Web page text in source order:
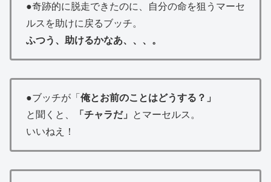
●奇跡的に脱走できたのに、自分の命を狙うマーセ
ルスを助けに戻るブッチ。
ふつう、助けるかなあ、、、。
●ブッチが「 俺とお前のことはどうする？」
と聞くと、
「チャラだ」
とマーセルス。
いいねえ！